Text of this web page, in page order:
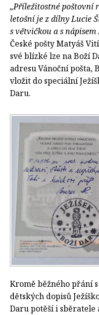
„Příležitostné poštovní
letošní je z dílny Lucie
s větvičkou a s nápisem
České pošty Matyáš
své blízké lze na Boží
adresu Vánoční pošta,
vložit do speciální
Daru.
Kromě běžného přání
dětských dopisů
Daru potěší i